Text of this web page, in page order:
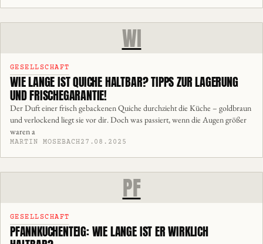
WI
GESELLSCHAFT
WIE LANGE IST QUICHE HALTBAR? TIPPS ZUR LAGERUNG
UND FRISCHEGARANTIE!
Der Duft einer frisch gebackenen Quiche durchzieht die Küche – goldbraun
und verlockend liegt sie vor dir. Doch was passiert, wenn die Augen größer
waren a
MARTIN MOSEBACH27.08.2025
PF
GESELLSCHAFT
PFANNKUCHENTEIG: WIE LANGE IST ER WIRKLICH